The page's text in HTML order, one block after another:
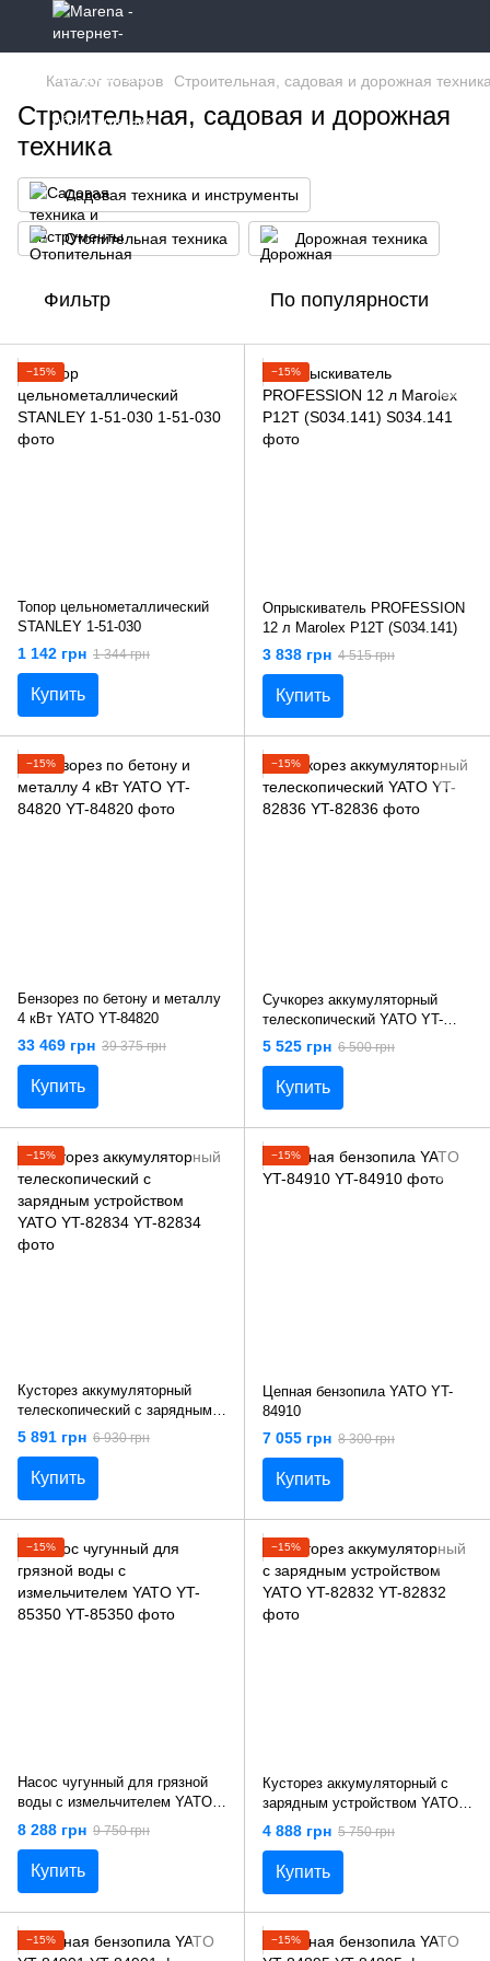
Каталог товаров Строительная, садовая и дорожная
Строительная, садовая и дорожная
техника
Садовая техника и инструменты
Отопительная техника Дорожная техника
Фильтр По популярности
−15%
Топор цельнометаллический
STANLEY 1-51-030
1 142 грн 1 344 грн
Купить
−15%
Опрыскиватель PROFESSION
12 л Marolex P12T (S034.141)
3 838 грн 4 515 грн
Купить
−15%
Бензорез по бетону и металлу
4 кВт YATO YT-84820
33 469 грн 39 375 грн
Купить
−15%
Сучкорез аккумуляторный
телескопический YATO YT-
82836
5 525 грн 6 500 грн
Купить
−15%
Кусторез аккумуляторный
телескопический с зарядным
устройством YATO YT-82834
5 891 грн 6 930 грн
Купить
−15%
Цепная бензопила YATO YT-
84910
7 055 грн 8 300 грн
Купить
−15%
Насос чугунный для грязной
воды с измельчителем YATO
YT-85350
8 288 грн 9 750 грн
Купить
−15%
Кусторез аккумуляторный с
зарядным устройством YATO
YT-82832
4 888 грн 5 750 грн
Купить
−15% −15%